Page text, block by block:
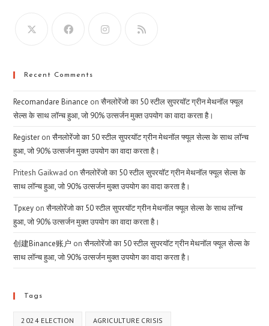
Recent Comments
Recomandare Binance onसैनलोरेंजो का 50 स्टील सुपरयॉट ग्रीन मेथनॉल फ्यूल
सेल्स के साथ लॉन्च हुआ, जो 90% उत्सर्जन मुक्त उपयोग का वादा करता है।
Register onसैनलोरेंजो का 50 स्टील सुपरयॉट ग्रीन मेथनॉल फ्यूल सेल्स के साथ लॉन्च
हुआ, जो 90% उत्सर्जन मुक्त उपयोग का वादा करता है।
Pritesh Gaikwad onसैनलोरेंजो का 50 स्टील सुपरयॉट ग्रीन मेथनॉल फ्यूल सेल्स के
साथ लॉन्च हुआ, जो 90% उत्सर्जन मुक्त उपयोग का वादा करता है।
Тркеу onसैनलोरेंजो का 50 स्टील सुपरयॉट ग्रीन मेथनॉल फ्यूल सेल्स के साथ लॉन्च
हुआ, जो 90% उत्सर्जन मुक्त उपयोग का वादा करता है।
创建Binance账户 onसैनलोरेंजो का 50 स्टील सुपरयॉट ग्रीन मेथनॉल फ्यूल सेल्स के
साथ लॉन्च हुआ, जो 90% उत्सर्जन मुक्त उपयोग का वादा करता है।
Tags
2024 ELECTION AGRICULTURE CRISIS